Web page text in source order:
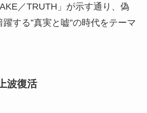
／TRUTH」が示す通り、偽
する”真実と嘘”の時代をテーマ
波復活